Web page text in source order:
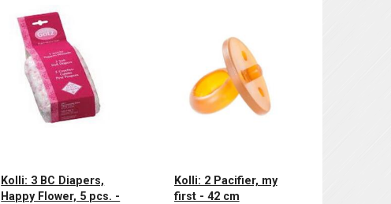
Kolli: 3 BC Diapers,
Happy Flower, 5 pcs. -
Kolli: 2 Pacifier, my
first - 42 cm